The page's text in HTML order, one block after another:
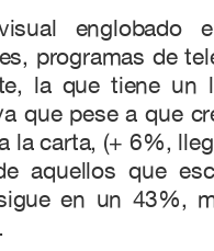
englobado
programas de
la que tiene un
que pese a que
la carta, (+ 6%,
aquellos que
en un 43%,